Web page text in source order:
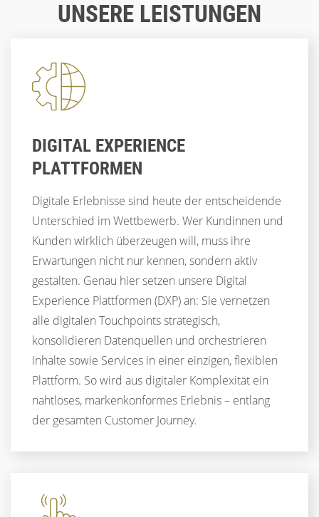
CUSTOMER EXPERIENCE UX & DESIGN
UNSERE LEISTUNGEN
DIGITAL EXPERIENCE
PLATTFORMEN
Digitale Erlebnisse sind heute der entscheidende
Unterschied im Wettbewerb. Wer Kundinnen und
Kunden wirklich überzeugen will, muss ihre
Erwartungen nicht nur kennen, sondern aktiv
gestalten. Genau hier setzen unsere Digital
Experience Plattformen (DXP) an: Sie vernetzen
alle digitalen Touchpoints strategisch,
konsolidieren Datenquellen und orchestrieren
Inhalte sowie Services in einer einzigen, flexiblen
Plattform. So wird aus digitaler Komplexität ein
nahtloses, markenkonformes Erlebnis – entlang
der gesamten Customer Journey.